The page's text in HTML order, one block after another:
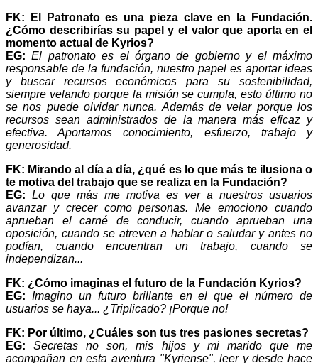
FK: El Patronato es una pieza clave en la Fundación.
¿Cómo describirías su papel y el valor que aporta en el
momento actual de Kyrios?
EG: El patronato es el órgano de gobierno y el máximo
responsable de la fundación, nuestro papel es aportar ideas
y buscar recursos económicos para su sostenibilidad,
siempre velando porque la misión se cumpla, esto último no
se nos puede olvidar nunca. Además de velar porque los
recursos sean administrados de la manera más eficaz y
efectiva. Aportamos conocimiento, esfuerzo, trabajo y
generosidad.
FK: Mirando al día a día, ¿qué es lo que más te ilusiona o
te motiva del trabajo que se realiza en la Fundación?
EG: Lo que más me motiva es ver a nuestros usuarios
avanzar y crecer como personas. Me emociono cuando
aprueban el carné de conducir, cuando aprueban una
oposición, cuando se atreven a hablar o saludar y antes no
podían, cuando encuentran un trabajo, cuando se
independizan...
FK: ¿Cómo imaginas el futuro de la Fundación Kyrios?
EG: Imagino un futuro brillante en el que el número de
usuarios se haya... ¿Triplicado? ¡Porque no!
FK: Por último, ¿Cuáles son tus tres pasiones secretas?
EG:
Secretas no son, mis hijos y mi marido que me
acompañan en esta aventura "Kyriense", leer y desde hace